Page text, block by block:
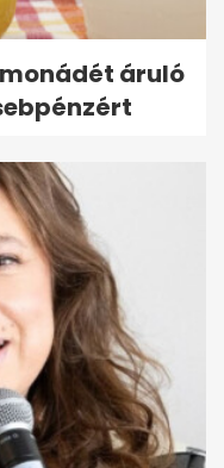
áruló